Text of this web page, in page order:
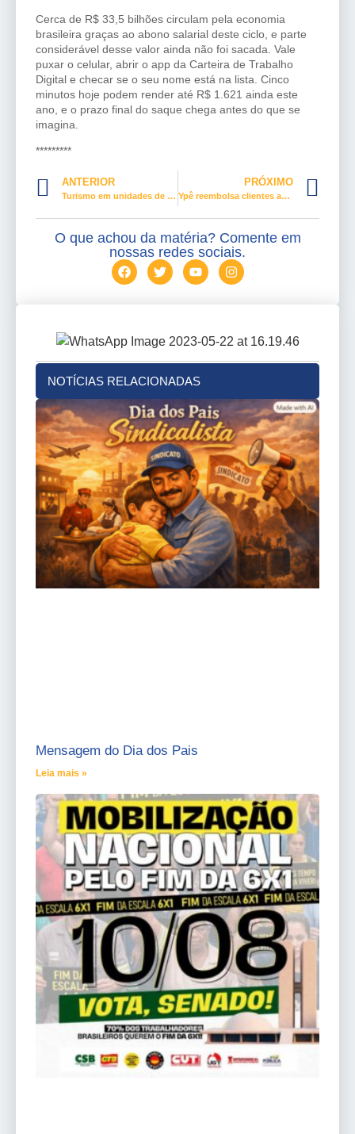
Cerca de R$ 33,5 bilhões circulam pela economia
brasileira graças ao abono salarial deste ciclo, e parte
considerável desse valor ainda não foi sacada. Vale
puxar o celular, abrir o app da Carteira de Trabalho
Digital e checar se o seu nome está na lista. Cinco
minutos hoje podem render até R$ 1.621 ainda este
ano, e o prazo final do saque chega antes do que se
imagina.
*********
ANTERIOR
Turismo em unidades de conservação bate recorde e movimenta bilhões
PRÓXIMO
Ypê reembolsa clientes após suspensão da Anvisa: veja seus direitos
O que achou da matéria? Comente em
nossas redes sociais.
NOTÍCIAS RELACIONADAS
Mensagem do Dia dos Pais
Leia mais »